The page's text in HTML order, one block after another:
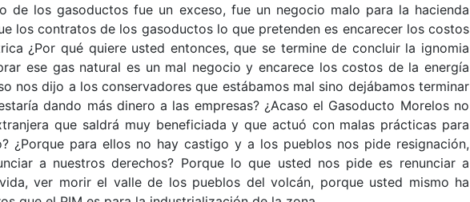
de los gasoductos fue un exceso, fue un negocio malo para la hacienda
los contratos de los gasoductos lo que pretenden es encarecer los costos
¿Por qué quiere usted entonces, que se termine de concluir la ignomia
ese gas natural es un mal negocio y encarece los costos de la energía
nos dijo a los conservadores que estábamos mal sino dejábamos terminar
dando más dinero a las empresas? ¿Acaso el Gasoducto Morelos no
que saldrá muy beneficiada y que actuó con malas prácticas para
¿Porque para ellos no hay castigo y a los pueblos nos pide resignación,
a nuestros derechos? Porque lo que usted nos pide es renunciar a
ver morir el valle de los pueblos del volcán, porque usted mismo ha